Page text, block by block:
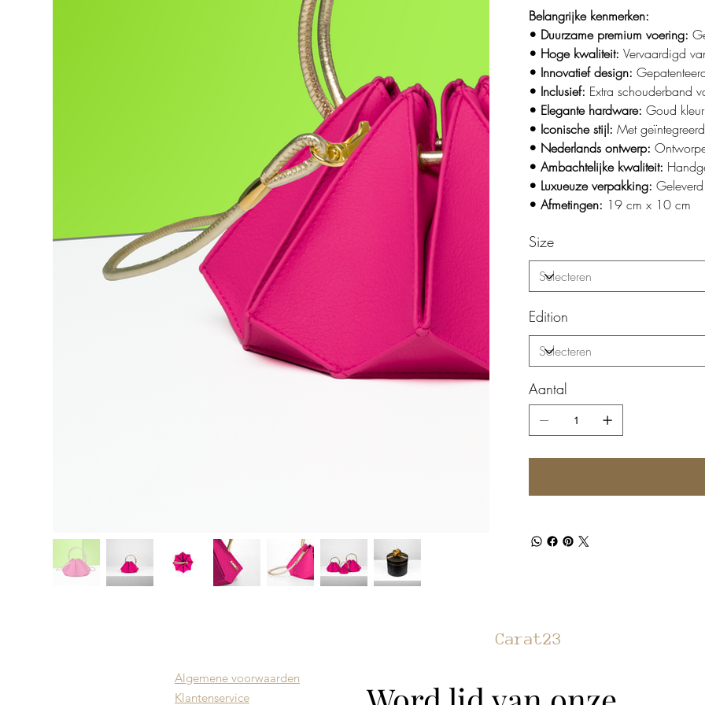
Belangrijke kenmerken:
• Duurzame premium voering:
• Hoge kwaliteit: Vervaardigd
• Innovatief design:
• Inclusief: Extra schouderband
• Elegante hardware: Goud
• Iconische stijl: Met
• Nederlands ontwerp:
• Ambachtelijke kwaliteit:
• Luxueuze verpakking:
• Afmetingen: 19 cm x 10 cm
Size
Edition
Aantal
Algemene voorwaarden
Klantenservice
Carat23